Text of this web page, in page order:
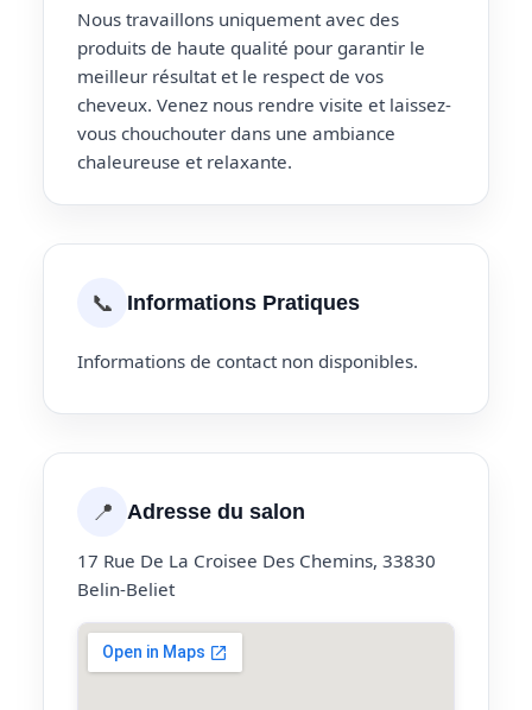
Nous travaillons uniquement avec des
produits de haute qualité pour garantir le
meilleur résultat et le respect de vos
cheveux. Venez nous rendre visite et laissez-
vous chouchouter dans une ambiance
chaleureuse et relaxante.
📞 Informations Pratiques
Informations de contact non disponibles.
📍 Adresse du salon
17 Rue De La Croisee Des Chemins, 33830
Belin-Beliet